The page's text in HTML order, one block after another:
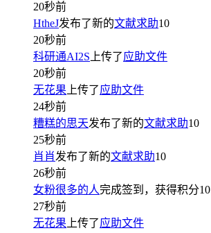
20秒前
HtheJ发布了新的文献求助10
20秒前
科研通AI2S 上传了应助文件
20秒前
无花果 上传了应助文件
24秒前
糟糕的思天发布了新的文献求助10
25秒前
肖肖发布了新的文献求助10
26秒前
女粉很多的人完成签到，获得积分10
27秒前
无花果 上传了应助文件